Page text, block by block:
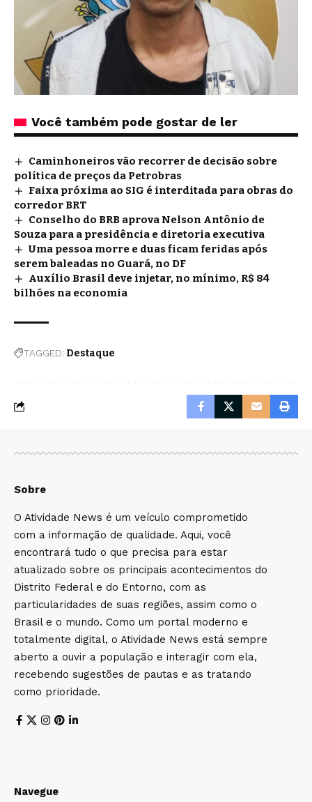
Você também pode gostar de ler
Caminhoneiros vão recorrer de decisão sobre
política de preços da Petrobras
Faixa próxima ao SIG é interditada para obras do
corredor BRT
Conselho do BRB aprova Nelson Antônio de
Souza para a presidência e diretoria executiva
Uma pessoa morre e duas ficam feridas após
serem baleadas no Guará, no DF
Auxílio Brasil deve injetar, no mínimo, R$ 84
bilhões na economia
TAGGED: Destaque
Sobre
O Atividade News é um veículo comprometido
com a informação de qualidade. Aqui, você
encontrará tudo o que precisa para estar
atualizado sobre os principais acontecimentos do
Distrito Federal e do Entorno, com as
particularidades de suas regiões, assim como o
Brasil e o mundo. Como um portal moderno e
totalmente digital, o Atividade News está sempre
aberto a ouvir a população e interagir com ela,
recebendo sugestões de pautas e as tratando
como prioridade.
Navegue